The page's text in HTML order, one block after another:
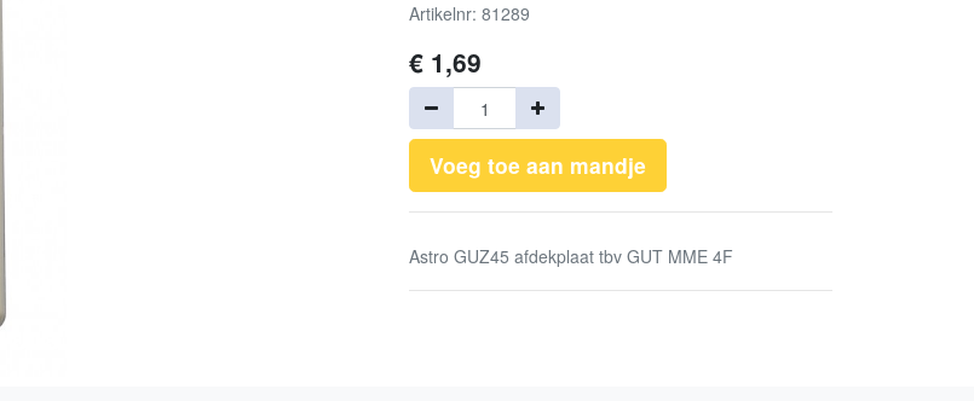
Artikelnr: 81289
€ 1,69
Voeg toe aan mandje
Astro GUZ45 afdekplaat tbv GUT MME 4F